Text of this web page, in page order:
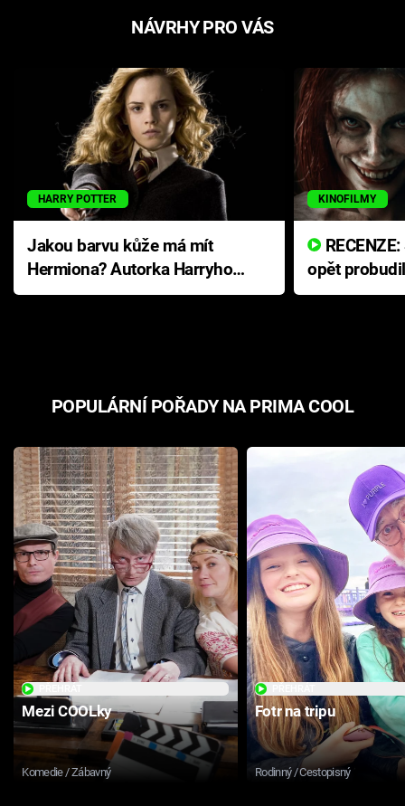
NÁVRHY PRO VÁS
HARRY POTTER
Jakou barvu kůže má mít
Hermiona? Autorka Harryho
Pottera přišla s ráznou
KINOFILMY
opět
přichází s
POPULÁRNÍ POŘADY NA PRIMA COOL
Mezi COOLky
Komedie / Zábavný
Fotr na tripu
Rodinný / Cestopisný